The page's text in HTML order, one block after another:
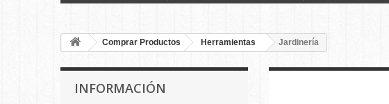
Comprar Productos Herramientas Jardinería
INFORMACIÓN